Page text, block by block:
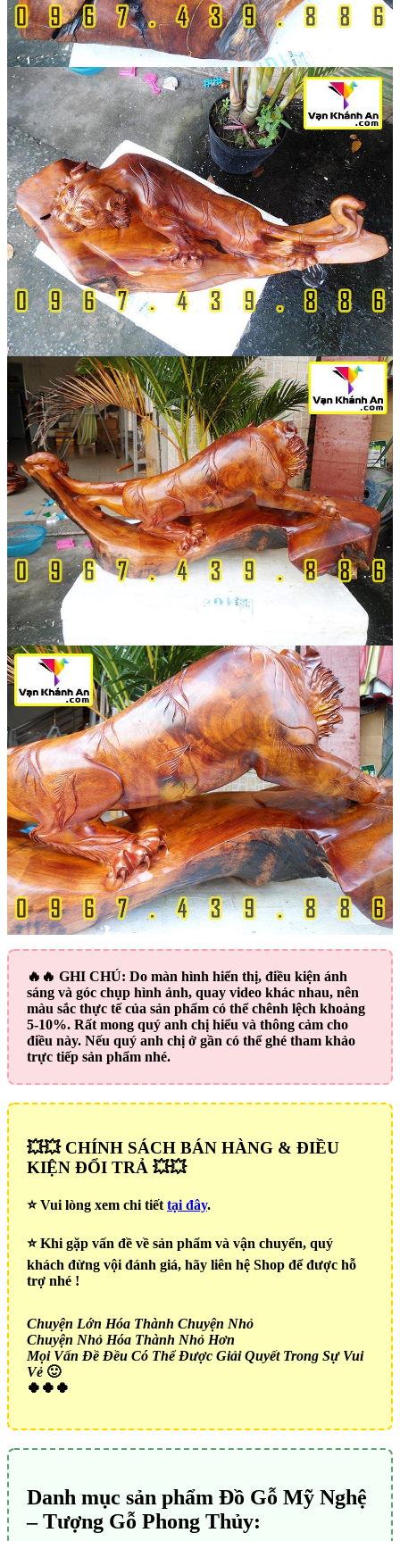
🔥🔥 GHI CHÚ: Do màn hình hiển thị, điều kiện ánh
sáng và góc chụp hình ảnh, quay video khác nhau, nên
màu sắc thực tế của sản phẩm có thể chênh lệch khoảng
5-10%. Rất mong quý anh chị hiểu và thông cảm cho
điều này. Nếu quý anh chị ở gần có thể ghé tham khảo
trực tiếp sản phẩm nhé.
💥💥 CHÍNH SÁCH BÁN HÀNG & ĐIỀU
KIỆN ĐỔI TRẢ 💥💥
⭐️ Vui lòng xem chi tiết tại đây.
⭐️ Khi gặp vấn đề về sản phẩm và vận chuyển, quý
khách đừng vội đánh giá, hãy liên hệ Shop để được hỗ
trợ nhé !
Chuyện Lớn Hóa Thành Chuyện Nhỏ
Chuyện Nhỏ Hóa Thành Nhỏ Hơn
Mọi Vấn Đề Đều Có Thể Được Giải Quyết Trong Sự Vui
Vẻ 🙂
🍀🍀🍀
Danh mục sản phẩm Đồ Gỗ Mỹ Nghệ
– Tượng Gỗ Phong Thủy: